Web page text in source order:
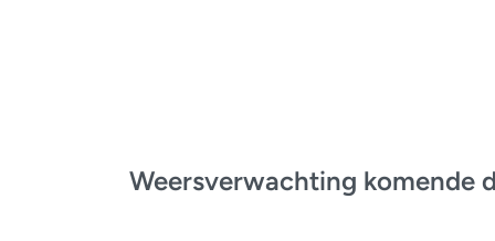
Weersverwachting komende